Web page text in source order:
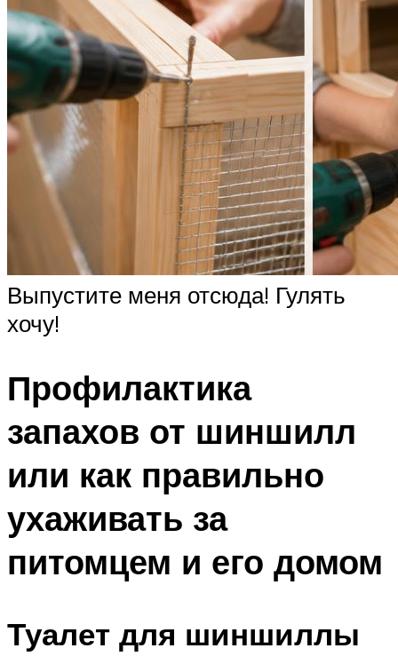
Выпустите меня отсюда! Гулять
хочу!
Профилактика
запахов от шиншилл
или как правильно
ухаживать за
питомцем и его домом
Туалет для шиншиллы